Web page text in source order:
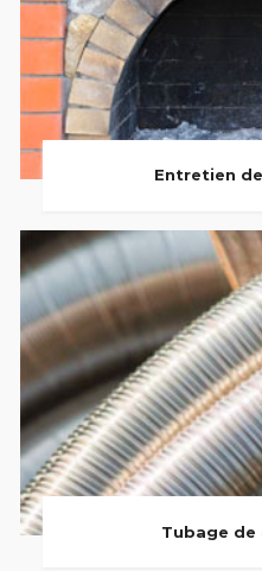
Entretien
Tubage de